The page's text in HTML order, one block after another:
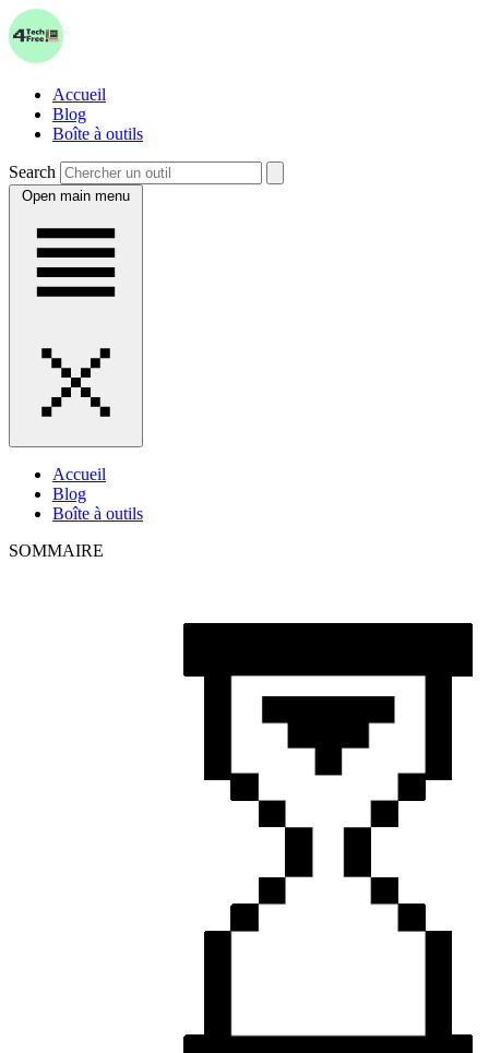
Accueil
Blog
Boîte à outils
Search
Open main menu
Accueil
Blog
Boîte à outils
SOMMAIRE